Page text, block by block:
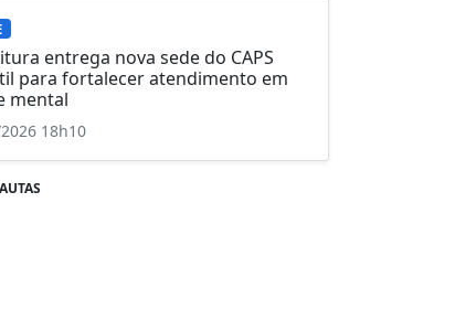
entrega nova sede do CAPS
para fortalecer atendimento em
mental
18h10